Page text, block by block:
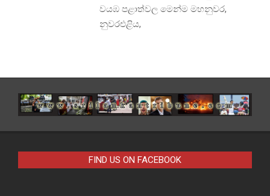
වයඹ පළාත්වල මෙන්ම මහනුවර,
නුවරඑළිය,
FIND US ON FACEBOOK